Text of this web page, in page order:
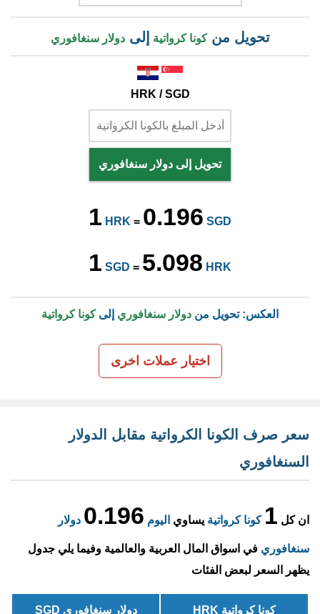
تحويل منكونا كرواتية إلىدولار سنغافوري
HRK / SGD
تحويل إلى دولار سنغافوري
1 HRK = 0.196 SGD
1 SGD = 5.098 HRK
العكس: تحويل من دولار سنغافوري إلىكونا كرواتية
اختيار عملات اخرى
سعر صرف الكونا الكرواتية مقابل الدولار
السنغافوري
ان كل 1 كونا كرواتية يساوي اليوم 0.196 دولار
سنغافوري في اسواق المال العربية والعالمية وفيما يلي جدول
يظهر السعر لبعض الفئات
كونا كرواتية HRK دولار سنغافوري SGD